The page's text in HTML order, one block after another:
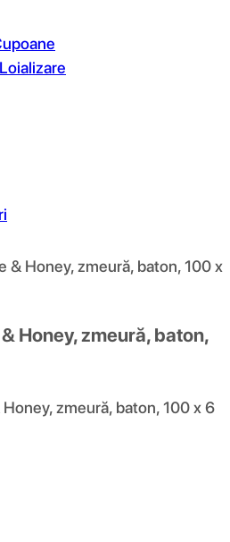
Loializare
& Honey, zmeură, baton, 100 x
Honey, zmeură, baton,